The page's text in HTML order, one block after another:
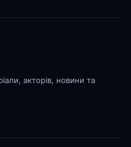
акторів, новини та